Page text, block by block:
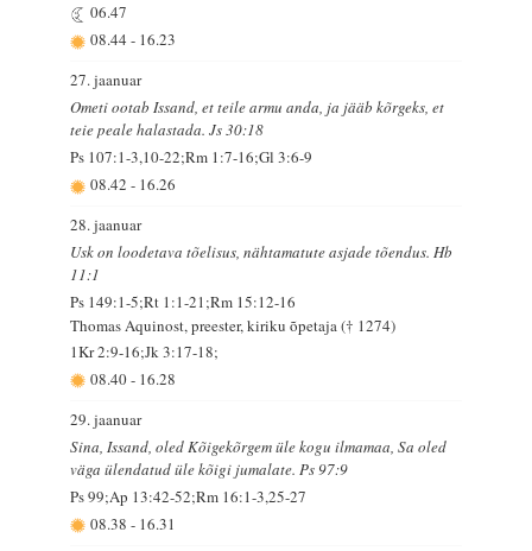
06.47
08.44- 16.23
27. jaanuar
Ometi ootab Issand, et teile armu anda, ja jääb kõrgeks, et
teie peale halastada. Js 30:18
Ps 107:1-3,10-22;Rm 1:7-16;Gl 3:6-9
08.42- 16.26
28. jaanuar
Usk on loodetava tõelisus, nähtamatute asjade tõendus. Hb
11:1
Ps 149:1-5;Rt 1:1-21;Rm 15:12-16
Thomas Aquinost, preester, kiriku õpetaja († 1274)
1Kr 2:9-16;Jk 3:17-18;
08.40- 16.28
29. jaanuar
Sina, Issand, oled Kõigekõrgem üle kogu ilmamaa, Sa oled
väga ülendatud üle kõigi jumalate. Ps 97:9
Ps 99;Ap 13:42-52;Rm 16:1-3,25-27
08.38- 16.31